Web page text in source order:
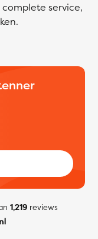
service,
1,219reviews